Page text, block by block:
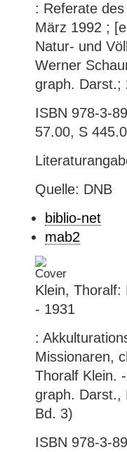
: Referate
März 1992 ;
Natur- und
Werner
graph. Darst.;
ISBN 978-3-
57.00, S
Quelle: DNB
biblio-net
mab2
Klein, Thoralf:
- 1931
:
Missionaren,
Thoralf Klein.
graph. Darst.,
Bd. 3)
ISBN 978-3-